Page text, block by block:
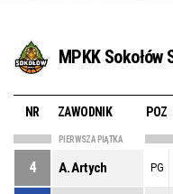
MPKK Sokołów
NR ZAWODNIK POZ
PIERWSZA PIĄTKA
4 A. Artych PG